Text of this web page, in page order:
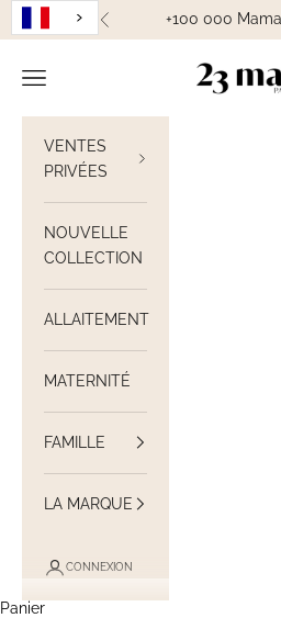
Passer au contenu
Précédent+100 000
23 Mai Paris
Ouvrir la navigation
VENTES
PRIVÉES
NOUVELLE
COLLECTION
ALLAITEMENT
MATERNITÉ
FAMILLE
LA MARQUE
CONNEXION
Panier